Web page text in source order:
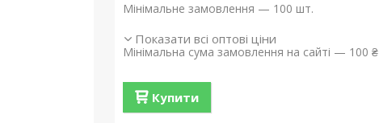
Мінімальне замовлення — 100 шт.
Показати всі оптові ціни
Мінімальна сума замовлення на сайті — 100 ₴
Купити